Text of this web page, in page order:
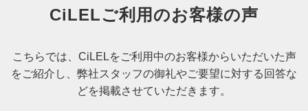
CiLELご利用のお客様の声
こちらでは、CiLELをご利用中のお客様からいただいた声
をご紹介し、弊社スタッフの御礼やご要望に対する回答な
どを掲載させていただきます。